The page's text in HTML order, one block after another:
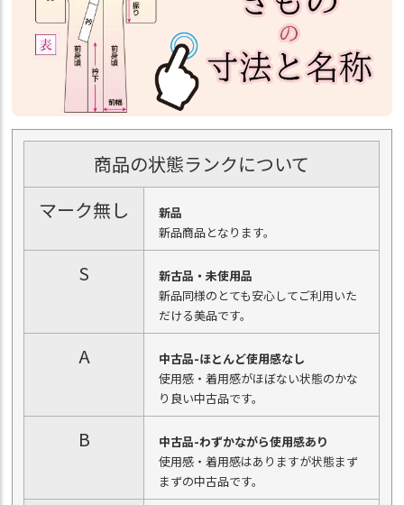
商品の状態ランクについて
マーク無し
新品
新品商品となります。
S
新古品・未使用品
新品同様のとても安心してご利用いた
だける美品です。
A
中古品-ほとんど使用感なし
使用感・着用感がほぼない状態のかな
り良い中古品です。
B
中古品-わずかながら使用感あり
使用感・着用感はありますが状態まず
まずの中古品です。